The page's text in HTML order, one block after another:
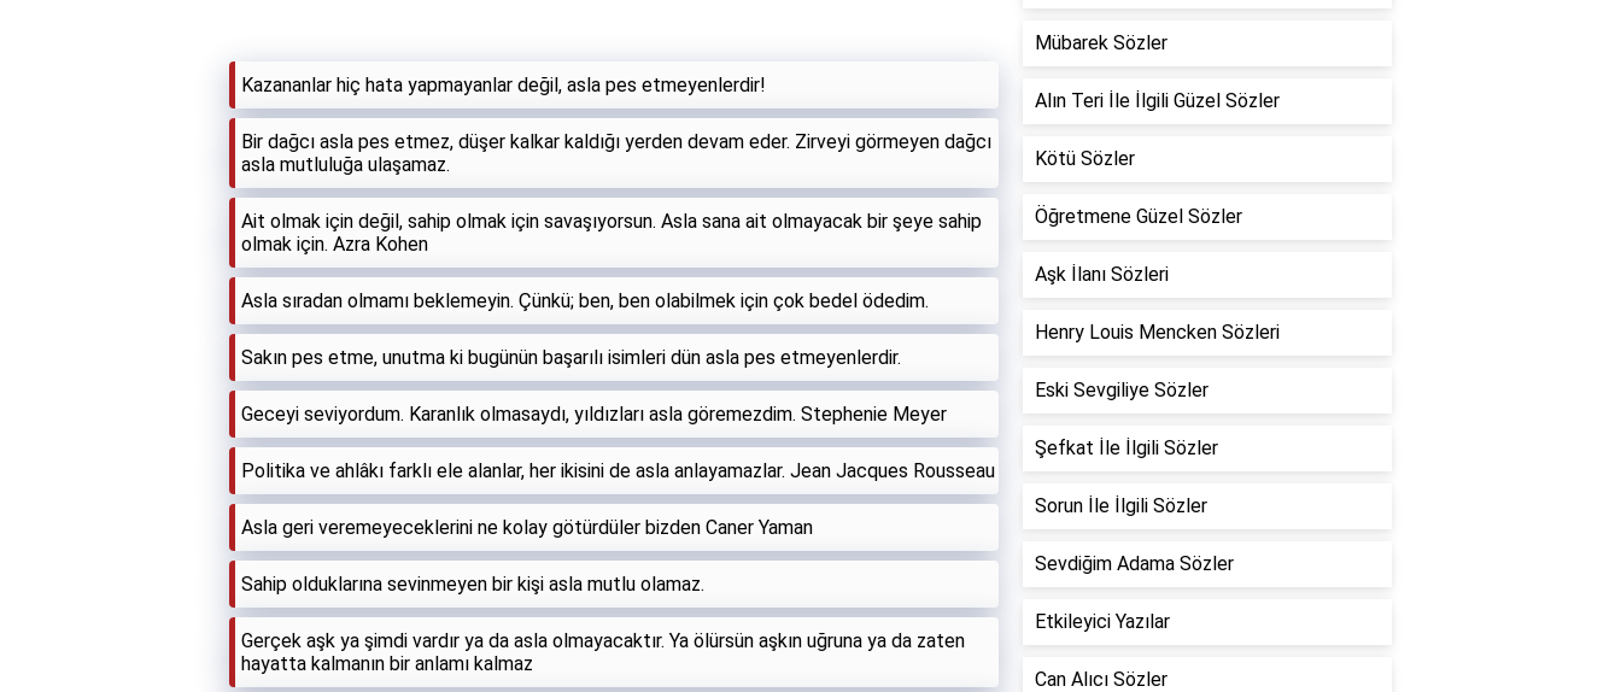
Kazananlar hiç hata yapmayanlar değil, asla pes etmeyenlerdir!
Bir dağcı asla pes etmez, düşer kalkar kaldığı yerden devam eder. Zirveyi görmeyen dağcı
asla mutluluğa ulaşamaz.
Ait olmak için değil, sahip olmak için savaşıyorsun. Asla sana ait olmayacak bir şeye sahip
olmak için. Azra Kohen
Asla sıradan olmamı beklemeyin. Çünkü; ben, ben olabilmek için çok bedel ödedim.
Sakın pes etme, unutma ki bugünün başarılı isimleri dün asla pes etmeyenlerdir.
Geceyi seviyordum. Karanlık olmasaydı, yıldızları asla göremezdim. Stephenie Meyer
Politika ve ahlâkı farklı ele alanlar, her ikisini de asla anlayamazlar. Jean Jacques Rousseau
Asla geri veremeyeceklerini ne kolay götürdüler bizden Caner Yaman
Sahip olduklarına sevinmeyen bir kişi asla mutlu olamaz.
Gerçek aşk ya şimdi vardır ya da asla olmayacaktır. Ya ölürsün aşkın uğruna ya da zaten
hayatta kalmanın bir anlamı kalmaz
Mübarek Sözler
Alın Teri İle İlgili Güzel Sözler
Kötü Sözler
Öğretmene Güzel Sözler
Aşk İlanı Sözleri
Henry Louis Mencken Sözleri
Eski Sevgiliye Sözler
Şefkat İle İlgili Sözler
Sorun İle İlgili Sözler
Sevdiğim Adama Sözler
Etkileyici Yazılar
Can Alıcı Sözler